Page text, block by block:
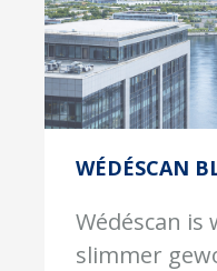
WÉDÉSCAN
Wédéscan is
slimmer